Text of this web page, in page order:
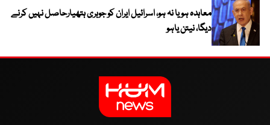
معاہدہ ہو یا نہ ہو، اسرائیل ایران کو جوہری ہتھیارحاصل نہیں کرنے
دیگا، نیتن یاہو